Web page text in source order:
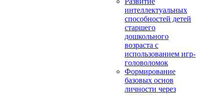
интеллектуальных
способностей детей
старшего
дошкольного
возраста с
использованием игр-
головоломок
Формирование
базовых основ
личности через